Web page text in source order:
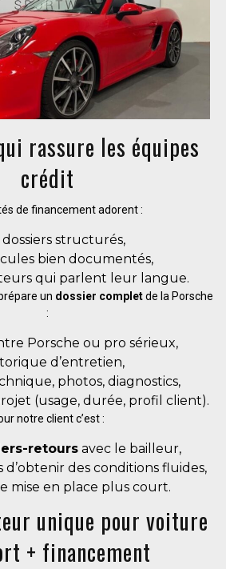
rassure les équipes
crédit
de financement adorent :
dossiers structurés,
bien documentés,
qui parlent leur langue.
un dossier completde la Porsche
:
Porsche ou pro sérieux,
d’entretien,
photos, diagnostics,
(usage, durée, profil client).
notre client c’est :
retoursavec le bailleur,
d’obtenir des conditions fluides,
mise en place plus court.
unique pour voiture
+ financement